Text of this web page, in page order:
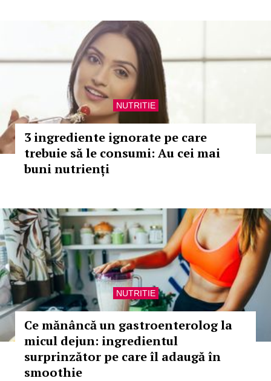
NUTRITIE
3 ingrediente ignorate pe care
trebuie să le consumi: Au cei mai
buni nutrienți
NUTRITIE
Ce mănâncă un gastroenterolog la
micul dejun: ingredientul
surprinzător pe care îl adaugă în
smoothie